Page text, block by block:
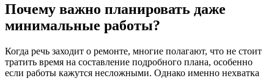
Почему важно планировать даже
минимальные работы?
Когда речь заходит о ремонте, многие полагают, что не стоит
тратить время на составление подробного плана, особенно
если работы кажутся несложными. Однако именно нехватка